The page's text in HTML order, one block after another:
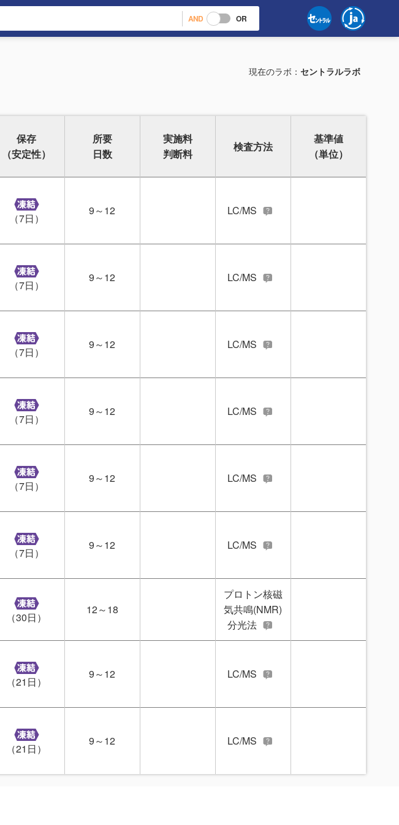
AND OR
現在のラボ： セントラルラボ
保存
（安定性）
所要
日数
実施料
判断料
検査方法
基準値
（単位）
（7日）
9～12 LC/MS
（7日）
9～12 LC/MS
（7日）
9～12 LC/MS
（7日）
9～12 LC/MS
（7日）
9～12 LC/MS
（7日）
9～12 LC/MS
（30日）
12～18
プロトン核磁
気共鳴(NMR)
分光法
（21日）
9～12 LC/MS
（21日）
9～12 LC/MS